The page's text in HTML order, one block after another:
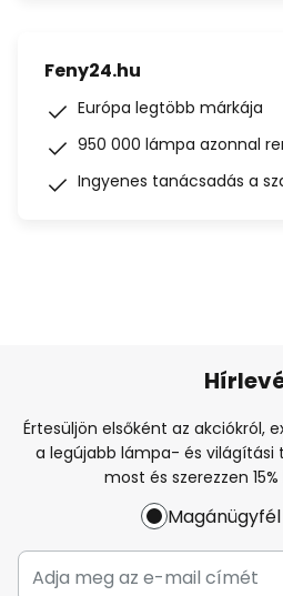
Feny24.hu
Európa legtöbb márkája
950 000 lámpa azonnal
Ingyenes tanácsadás a
Értesüljön elsőként az akciókról,
a legújabb lámpa- és világítási
most és szerezzen
Magánügyfél